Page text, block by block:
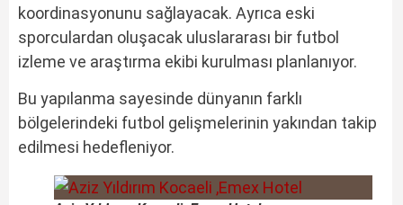
koordinasyonunu sağlayacak. Ayrıca eski
sporculardan oluşacak uluslararası bir futbol
izleme ve araştırma ekibi kurulması planlanıyor.
Bu yapılanma sayesinde dünyanın farklı
bölgelerindeki futbol gelişmelerinin yakından takip
edilmesi hedefleniyor.